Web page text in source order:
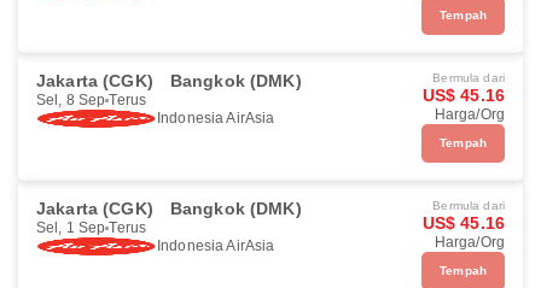
Tempah
Jakarta (CGK) Bangkok (DMK)
Sel, 8 Sep Terus
Indonesia AirAsia
Bermula dari
US$ 45.16
Harga/Org
Tempah
Jakarta (CGK) Bangkok (DMK)
Sel, 1 Sep Terus
Indonesia AirAsia
Bermula dari
US$ 45.16
Harga/Org
Tempah